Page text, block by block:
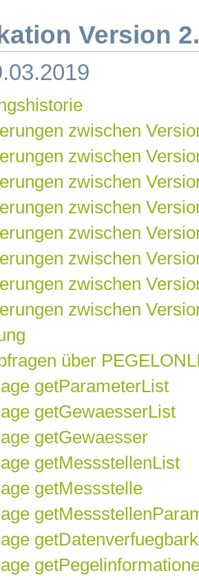
Version
zwischen
zwischen
zwischen
zwischen
zwischen
zwischen
zwischen
zwischen
über
getParameterList
getGewaesserList
getGewaesser
getMessstellenList
getMessstelle